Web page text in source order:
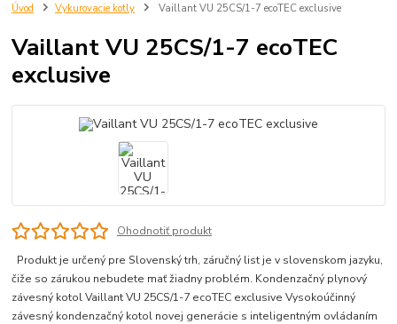
Úvod Vykurovacie kotly Vaillant VU 25CS/1-7 ecoTEC exclusive
Vaillant VU 25CS/1-7 ecoTEC
exclusive
Ohodnotiť produkt
Produkt je určený pre Slovenský trh, záručný list je v slovenskom jazyku,
čiže so zárukou nebudete mať žiadny problém. Kondenzačný plynový
závesný kotol Vaillant VU 25CS/1-7 ecoTEC exclusive Vysokoúčinný
závesný kondenzačný kotol novej generácie s inteligentným ovládaním